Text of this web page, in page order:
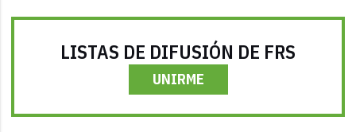
LISTAS DE DIFUSIÓN DE FRS
UNIRME